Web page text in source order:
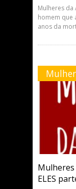
Mulheres da
homem que
anos da
Mulheres
ELES